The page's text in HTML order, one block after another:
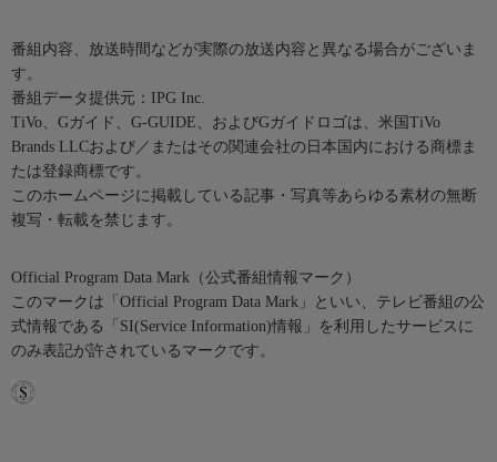
番組内容、放送時間などが実際の放送内容と異なる場合がございま
す。
番組データ提供元：IPG Inc.
TiVo、Gガイド、G-GUIDE、およびGガイドロゴは、米国TiVo
Brands LLCおよび／またはその関連会社の日本国内における商標ま
たは登録商標です。
このホームページに掲載している記事・写真等あらゆる素材の無断
複写・転載を禁じます。
Official Program Data Mark（公式番組情報マーク）
このマークは「Official Program Data Mark」といい、テレビ番組の公
式情報である「SI(Service Information)情報」を利用したサービスに
のみ表記が許されているマークです。